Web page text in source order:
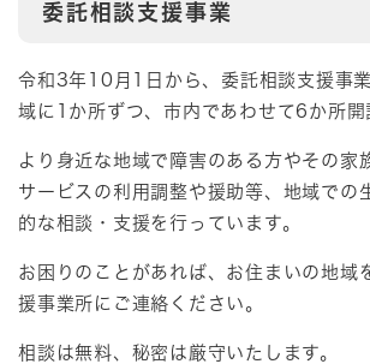
委託相談支援事業
令和3年10月1日から、委託相談支援事
域に1か所ずつ、市内であわせて6か所開
より身近な地域で障害のある方やその家
サービスの利用調整や援助等、地域での
的な相談・支援を行っています。
お困りのことがあれば、お住まいの地域
援事業所にご連絡ください。
相談は無料、秘密は厳守いたします。